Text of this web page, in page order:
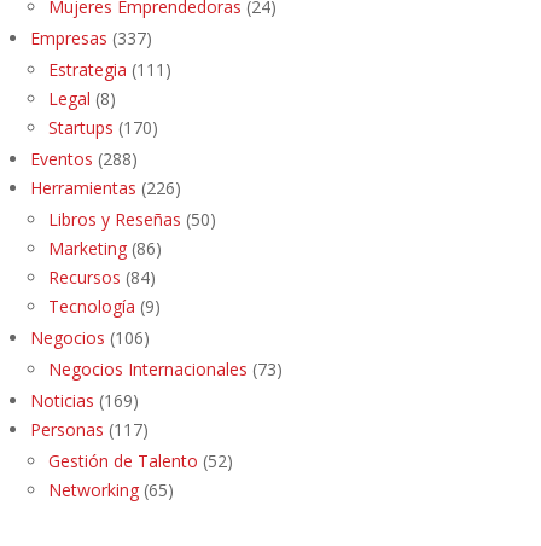
Mujeres Emprendedoras (24)
Empresas (337)
Estrategia (111)
Legal (8)
Startups (170)
Eventos (288)
Herramientas (226)
Libros y Reseñas (50)
Marketing (86)
Recursos (84)
Tecnología (9)
Negocios (106)
Negocios Internacionales (73)
Noticias (169)
Personas (117)
Gestión de Talento (52)
Networking (65)